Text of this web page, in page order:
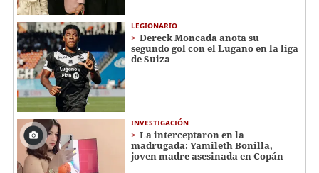
LEGIONARIO
Dereck Moncada anota su
segundo gol con el Lugano en la liga
de Suiza
INVESTIGACIÓN
La interceptaron en la
madrugada: Yamileth Bonilla,
joven madre asesinada en Copán